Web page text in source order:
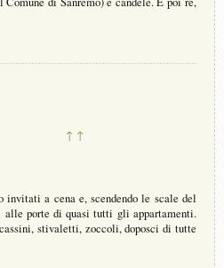
↑ ↑
a cena e, scendendo le scale del
alle porte di quasi tutti gli appartamenti.
stivaletti, zoccoli, doposci di tutte